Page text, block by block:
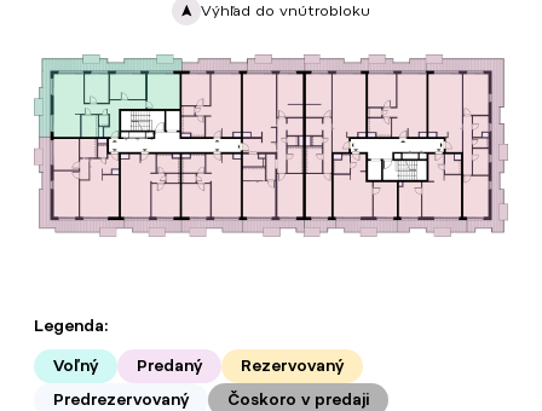
Výhľad do vnútrobloku
Legenda:
Voľný Predaný
Rezervovaný
Predrezervovaný
Čoskoro v predaji